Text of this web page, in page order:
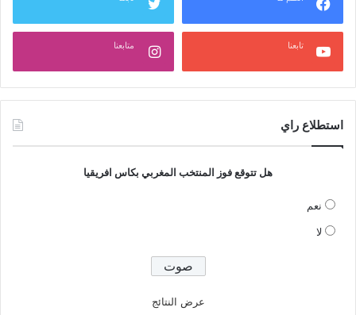
تابعنا متابعنا
استطلاع راي
هل تتوقع فوز المنتخب المغربي بكاس افريقيا
نعم
لا
عرض النتائج